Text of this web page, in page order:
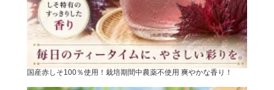
国産赤しそ100％使用！栽培期間中農薬不使用 爽やかな香り！